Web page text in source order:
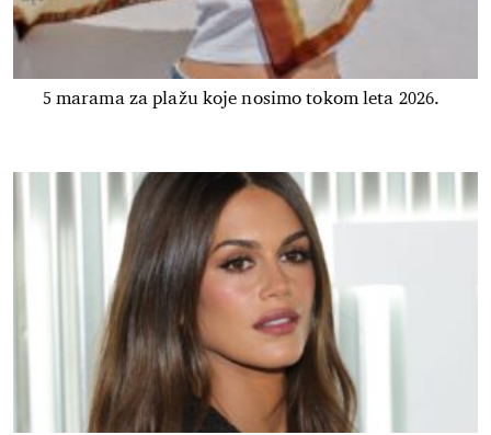
5 marama za plažu koje nosimo tokom leta 2026.